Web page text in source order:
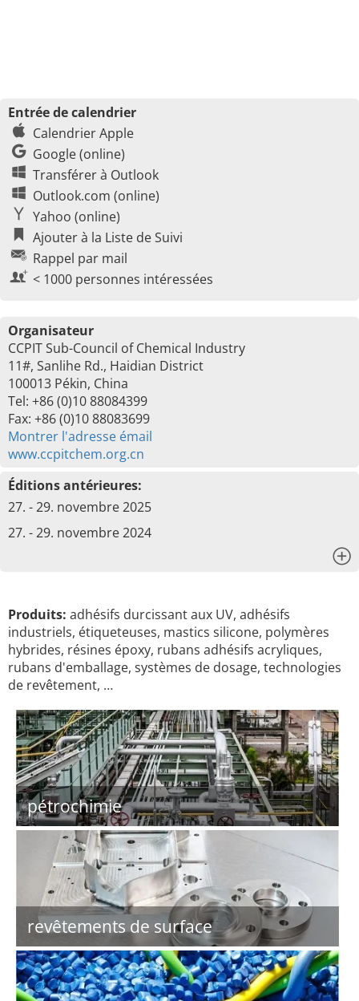
Entrée de calendrier
Calendrier Apple
Google (online)
Transférer à Outlook
Outlook.com (online)
Yahoo (online)
Ajouter à la Liste de Suivi
Rappel par mail
< 1000 personnes intéressées
Organisateur
CCPIT Sub-Council of Chemical Industry
11#, Sanlihe Rd., Haidian District
100013 Pékin, China
Tel: +86 (0)10 88084399
Fax: +86 (0)10 88083699
Montrer l'adresse émail
www.ccpitchem.org.cn
Éditions antérieures:
27. - 29. novembre 2025
27. - 29. novembre 2024
Produits: adhésifs durcissant aux UV, adhésifs
industriels, étiqueteuses, mastics silicone, polymères
hybrides, résines époxy, rubans adhésifs acryliques,
rubans d'emballage, systèmes de dosage, technologies
de revêtement, …
pétrochimie
revêtements de surface